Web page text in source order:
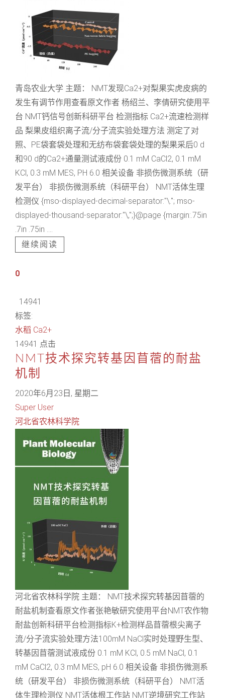
青岛农业大学 主题： NMT发现Ca2+对梨果实虎皮病的
发生有调节作用查看原文作者 杨绍兰、李倩研究使用平
台 NMT钙信号创新科研平台 检测指标 Ca2+流速检测样
品 梨果皮组织离子流/分子流实验处理方法 测定了对
照、PE袋套袋处理和无纺布袋套袋处理的梨果采后0 d
和90 d的Ca2+通量测试液成份 0.1 mM CaCl2, 0.1 mM
KCl, 0.3 mM MES, PH 6.0 相关设备 非损伤微测系统（研
发平台） 非损伤微测系统（科研平台） NMT活体生理
检测仪 {mso-displayed-decimal-separator:"\."; mso-
displayed-thousand-separator:"\,";}@page {margin:.75in
.7in .75in ....
继续阅读
0
14941
标签:
水稻 Ca2+
14941 点击
NMT技术探究转基因苜蓿的耐盐
机制
2020年6月23日, 星期二
Super User
河北省农林科学院
河北省农林科学院 主题： NMT技术探究转基因苜蓿的
耐盐机制查看原文作者张艳敏研究使用平台NMT农作物
耐盐创新科研平台检测指标K+检测样品苜蓿根尖离子
流/分子流实验处理方法100mM NaCl实时处理野生型、
转基因苜蓿测试液成份 0.1 mM KCl, 0.5 mM NaCl, 0.1
mM CaCl2, 0.3 mM MES, pH 6.0 相关设备 非损伤微测系
统（研发平台） 非损伤微测系统（科研平台） NMT活
体生理检测仪 NMT活体根工作站 NMT逆境研究工作站